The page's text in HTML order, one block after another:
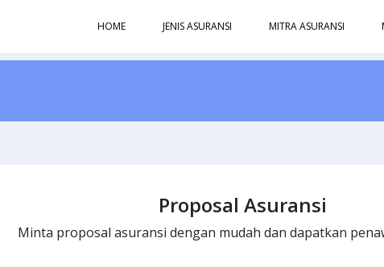
HOME JENIS ASURANSI MITRA ASURANSI
Proposal Asuransi
Minta proposal asuransi dengan mudah dan dapatkan